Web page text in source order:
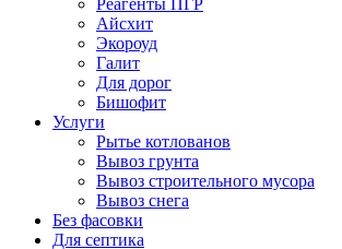
Реагенты ПГР
Айсхит
Экороуд
Галит
Для дорог
Бишофит
Услуги
Рытье котлованов
Вывоз грунта
Вывоз строительного мусора
Вывоз снега
Без фасовки
Для септика